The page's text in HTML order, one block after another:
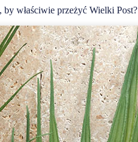
właściwie przeżyć Wielki Post?